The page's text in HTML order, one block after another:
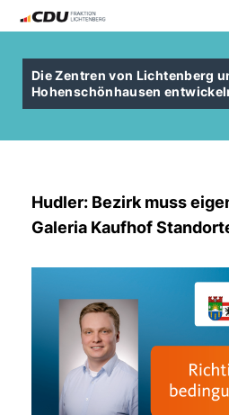
Die Zentren von Lichtenberg
Hohenschönhausen
Hudler: Bezirk muss
Galeria Kaufhof